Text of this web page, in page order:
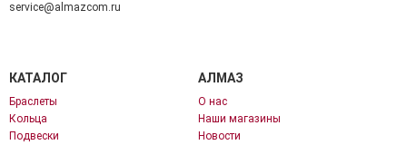
service@almazcom.ru
КАТАЛОГ
Браслеты
Кольца
Подвески
АЛМАЗ
О нас
Наши магазины
Новости